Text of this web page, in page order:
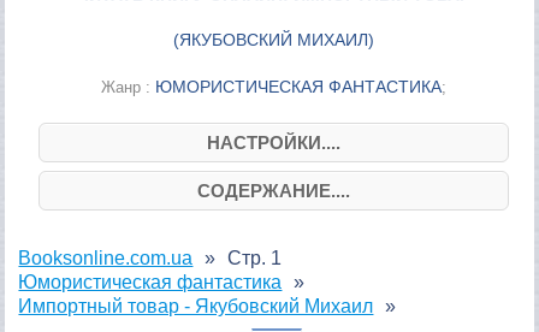
(ЯКУБОВСКИЙ МИХАИЛ)
Жанр : ЮМОРИСТИЧЕСКАЯ ФАНТАСТИКА;
НАСТРОЙКИ....
СОДЕРЖАНИЕ....
Booksonline.com.ua
Юмористическая фантастика
Импортный товар - Якубовский Михаил
Стр. 1